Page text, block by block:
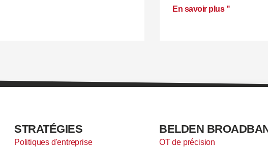
En savoir plus "
STRATÉGIES
Politiques d'entreprise
BELDEN
OT de précision